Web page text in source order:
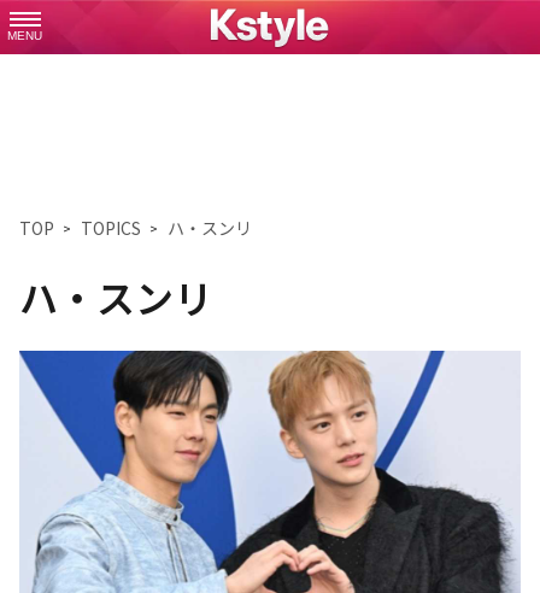
MENU
TOP TOPICS ハ・スンリ
ハ・スンリ